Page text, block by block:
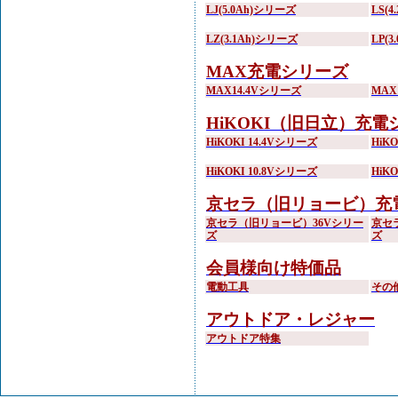
LJ(5.0Ah)シリーズ
LZ(3.1Ah)シリーズ
MAX充電シリーズ
MAX14.4Vシリーズ
HiKOKI（旧日立）充電
HiKOKI 14.4Vシリーズ
HiKOKI 10.8Vシリーズ
京セラ（旧リョービ）充
京セラ（旧リョービ）36Vシリー
ズ
京セ
ズ
会員様向け特価品
電動工具 その
アウトドア・レジャー
アウトドア特集